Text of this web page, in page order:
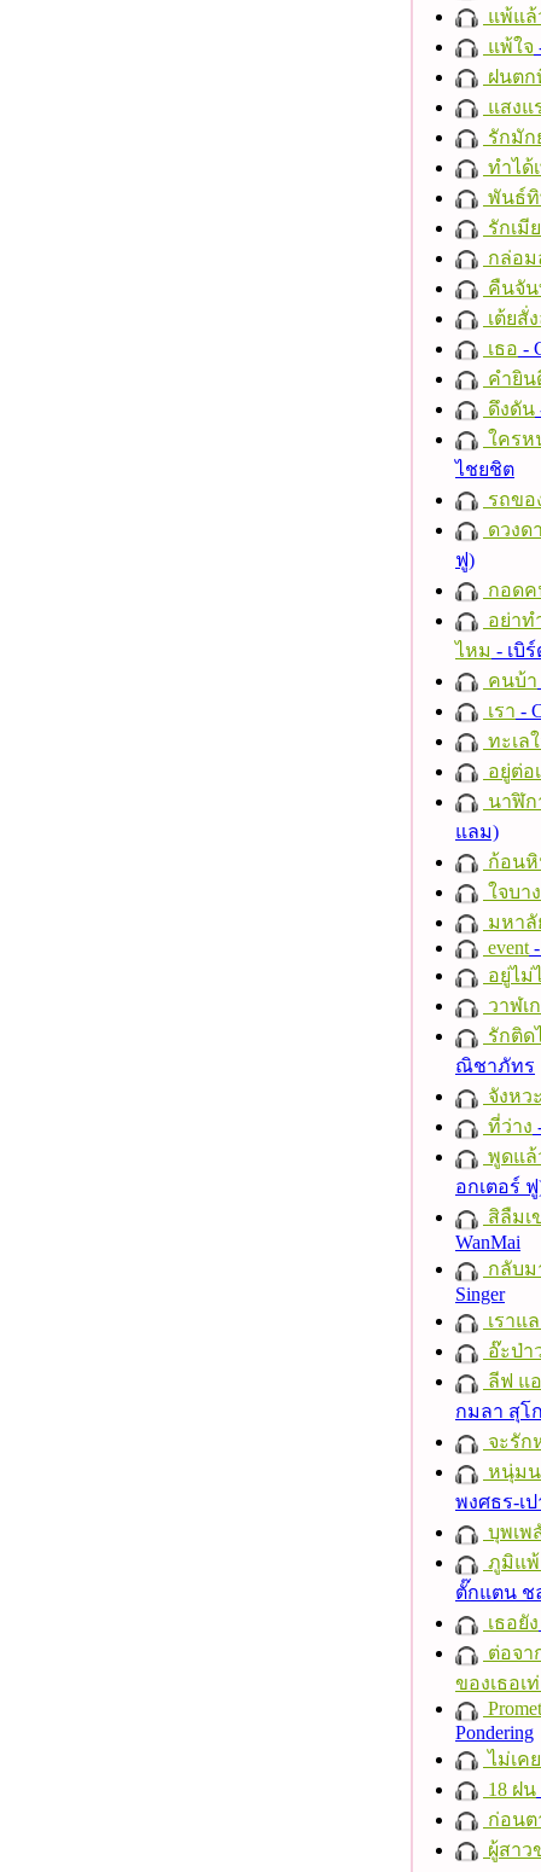
แพ้แล้
แพ้ใจ
ฝนตก
แสงแ
รักมัก
ทำได้
พันธ์
รักเมี
กล่อม
คืนจั
เต้ยสั่
เธอ -
คำยิน
ดึงดัน
ใครห
ไชยชิต
รถขอ
ดวงด
ฟู)
กอดค
อย่าท
ไหม - เบิ
คนบ้า
เรา -
ทะเล
อยู่ต่อ
นาฬิก
แลม)
ก้อน
ใจบาง
มหาลั
event
อยู่ไม่
วาฬเ
รักติด
ณิชาภัทร
จังหว
ที่ว่าง
พูดแล้
อกเตอร์
สิลืมเ
WanMai
กลับม
Singer
เราแ
อ๊ะป่า
ลีฟ แอ
กมลา สุโ
จะรัก
หนุ่มน
พงศธร-เ
บุพเพ
ภูมิแพ้
ตั๊กแตน ช
เธอยัง
ต่อจา
ของเธอเ
Pondering
ไม่เคย
18 ฝน
ก่อนต
ผู้สาว